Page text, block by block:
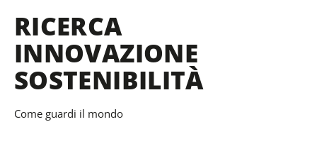
b
o
o
k
-
f
a
g
r
a
m
e
d
i
n
RICERCA
INNOVAZIONE
SOSTENIBILITÀ
Come guardi il mondo